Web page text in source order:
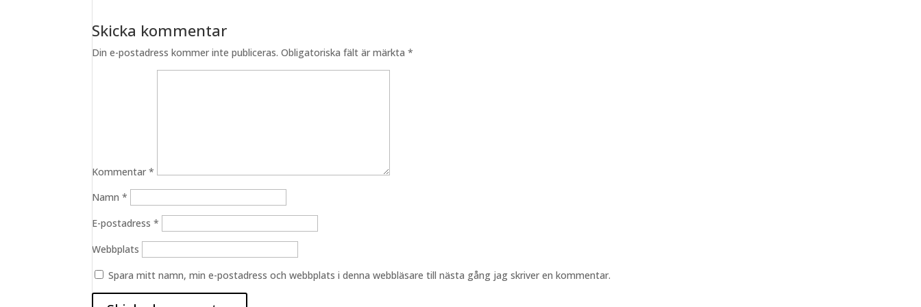
Skicka kommentar
Din e-postadress kommer inte publiceras. Obligatoriska fält är märkta*
Kommentar*
Namn*
E-postadress*
Webbplats
Spara mitt namn, min e-postadress och webbplats i denna webbläsare till nästa gång jag skriver en kommentar.